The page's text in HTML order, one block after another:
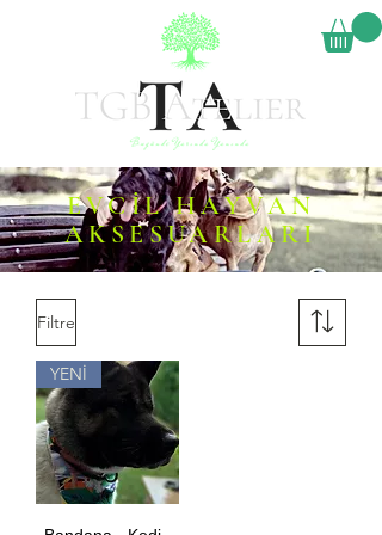
EVCİL HAYVAN
AKSESUARLARI
Filtre
YENİ